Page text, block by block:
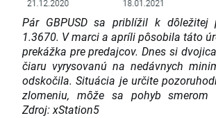
Pár GBPUSD sa priblížil k dôležitej
1.3670. V marci a apríli pôsobila táto
prekážka pre predajcov. Dnes si
čiaru vyrysovanú na nedávnych
odskočila. Situácia je určite
zlomeniu, môže sa pohyb smerom
Zdroj: xStation5